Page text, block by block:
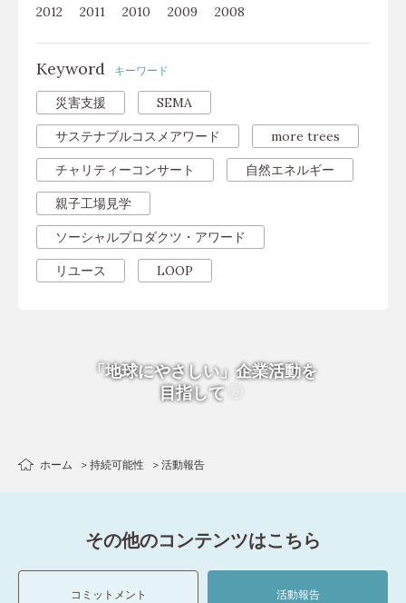
2012
2011 2010 2009 2008
Keyword キーワード
災害支援 SEMA
サステナブルコスメアワード more trees
チャリティーコンサート 自然エネルギー
親子工場見学
ソーシャルプロダクツ・アワード
リユース LOOP
「地球にやさしい」企業活動を
目指して
ホーム 持続可能性 活動報告
その他のコンテンツはこちら
コミットメント 活動報告